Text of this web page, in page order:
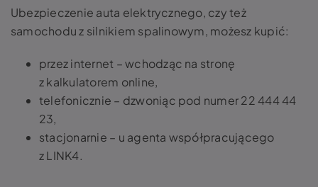
Ubezpieczenie auta elektrycznego, czy też
samochodu z silnikiem spalinowym, możesz kupić:
przez internet – wchodząc na stronę
z kalkulatorem online,
telefonicznie – dzwoniąc pod numer 22 444 44
23,
stacjonarnie – u agenta współpracującego
z LINK4.